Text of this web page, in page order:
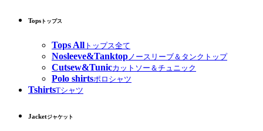
Tops トップス
Tops All トップス全て
Nosleeve&Tanktop ノースリーブ＆タンクトップ
Cutsew&Tunicカットソー＆チュニック
Polo shirtsポロシャツ
TshirtsTシャツ
Jacketジャケット